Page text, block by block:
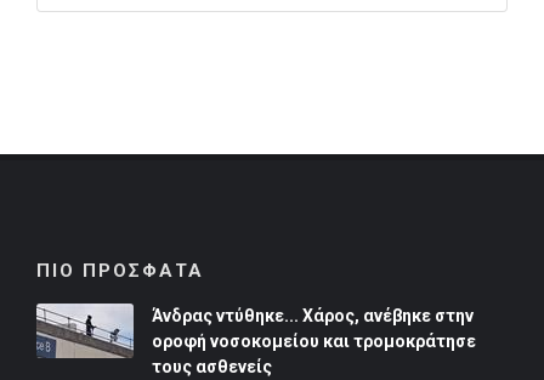
ΠΙΟ ΠΡΟΣΦΑΤΑ
Άνδρας ντύθηκε... Χάρος, ανέβηκε στην
οροφή νοσοκομείου και τρομοκράτησε
τους ασθενείς